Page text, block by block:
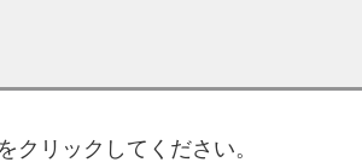
をクリックしてください。